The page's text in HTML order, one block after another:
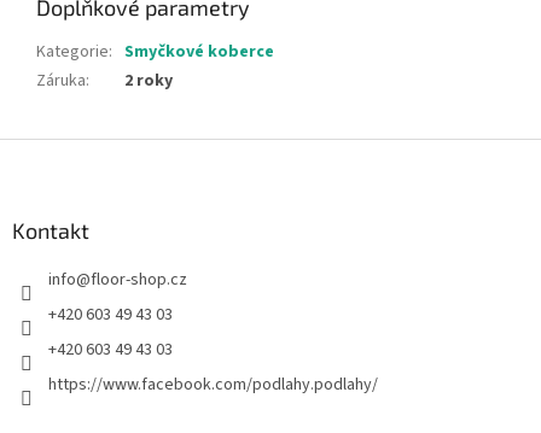
Doplňkové parametry
Kategorie: Smyčkové koberce
Záruka: 2 roky
Kontakt
info@floor-shop.cz
+420 603 49 43 03
+420 603 49 43 03
https://www.facebook.com/podlahy.podlahy/